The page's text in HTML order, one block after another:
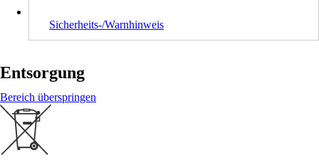
Sicherheits-/Warnhinweis
Entsorgung
Bereich überspringen